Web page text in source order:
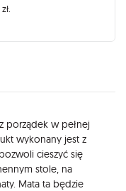
.
porządek w pełnej
wykonany jest z
cieszyć się
stole, na
Mata ta będzie